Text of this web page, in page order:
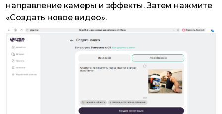
направление камеры и эффекты. Затем нажмите
«Создать новое видео».